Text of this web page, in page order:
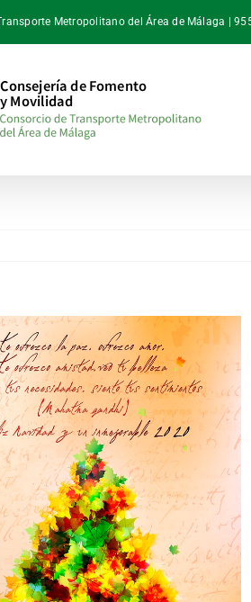
Metropolitano del Área de Málaga |